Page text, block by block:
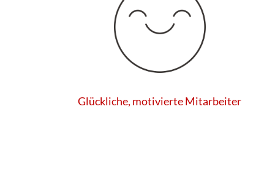
Glückliche, motivierte Mitarbeiter